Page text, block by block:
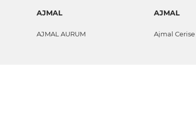
AJMAL
AJMAL AURUM
AJMAL
Ajmal Cerise